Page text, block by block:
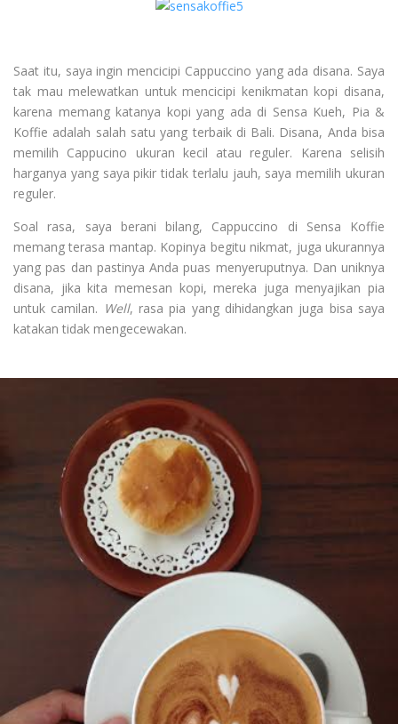
Saat itu, saya ingin mencicipi Cappuccino yang ada disana. Saya
tak mau melewatkan untuk mencicipi kenikmatan kopi disana,
karena memang katanya kopi yang ada di Sensa Kueh, Pia &
Koffie adalah salah satu yang terbaik di Bali. Disana, Anda bisa
memilih Cappucino ukuran kecil atau reguler. Karena selisih
harganya yang saya pikir tidak terlalu jauh, saya memilih ukuran
reguler.
Soal rasa, saya berani bilang, Cappuccino di Sensa Koffie
memang terasa mantap. Kopinya begitu nikmat, juga ukurannya
yang pas dan pastinya Anda puas menyeruputnya. Dan uniknya
disana, jika kita memesan kopi, mereka juga menyajikan pia
untuk camilan. Well, rasa pia yang dihidangkan juga bisa saya
katakan tidak mengecewakan.